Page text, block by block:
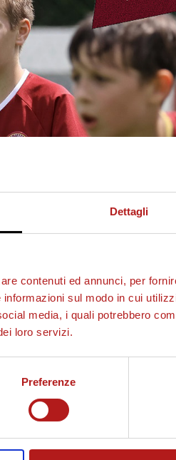
Dettagli
contenuti ed annunci, per
sul modo in cui
media, i quali potrebbero
loro servizi.
Preferenze